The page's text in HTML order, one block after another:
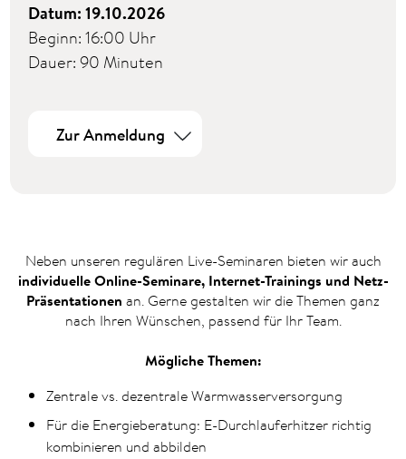
Datum: 19.10.2026
Beginn: 16:00 Uhr
Dauer: 90 Minuten
Zur Anmeldung
Neben unseren regulären Live-Seminaren bieten wir auch
individuelle Online-Seminare, Internet-Trainings und Netz-
Präsentationen an. Gerne gestalten wir die Themen ganz
nach Ihren Wünschen, passend für Ihr Team.
Mögliche Themen:
Zentrale vs. dezentrale Warmwasserversorgung
Für die Energieberatung: E-Durchlauferhitzer richtig
kombinieren und abbilden